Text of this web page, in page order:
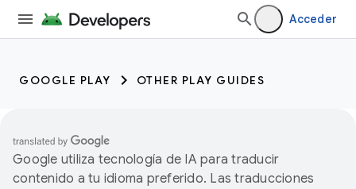
Acceder
GOOGLE PLAY OTHER PLAY GUIDES
Google utiliza tecnología de IA para traducir
contenido a tu idioma preferido. Las traducciones